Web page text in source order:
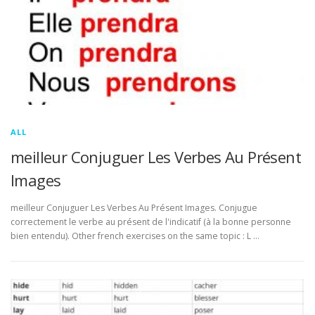
ALL
meilleur Conjuguer Les Verbes Au Présent
Images
meilleur Conjuguer Les Verbes Au Présent Images. Conjugue
correctement le verbe au présent de l'indicatif (à la bonne personne
bien entendu). Other french exercises on the same topic : L …